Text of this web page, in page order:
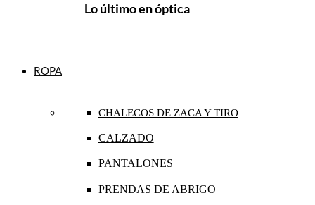
Lo último en óptica
ROPA
CHALECOS DE ZACA Y TIRO
CALZADO
PANTALONES
PRENDAS DE ABRIGO